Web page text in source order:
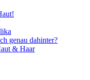
genau dahinter?
& Haar